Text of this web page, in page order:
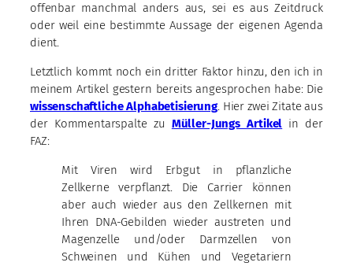
offenbar manchmal anders aus, sei es aus Zeitdruck
oder weil eine bestimmte Aussage der eigenen Agenda
dient.
Letztlich kommt noch ein dritter Faktor hinzu, den ich in
meinem Artikel gestern bereits angesprochen habe: Die
wissenschaftliche Alphabetisierung. Hier zwei Zitate aus
der Kommentarspalte zu Müller-Jungs Artikel in der
FAZ:
Mit Viren wird Erbgut in pflanzliche
Zellkerne verpflanzt. Die Carrier können
aber auch wieder aus den Zellkernen mit
Ihren DNA-Gebilden wieder austreten und
Magenzelle und/oder Darmzellen von
Schweinen und Kühen und Vegetariern